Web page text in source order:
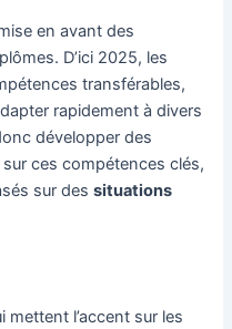
en avant des
D’ici 2025, les
transférables,
rapidement à divers
développer des
ces compétences clés,
sur dessituations
l’accent sur les